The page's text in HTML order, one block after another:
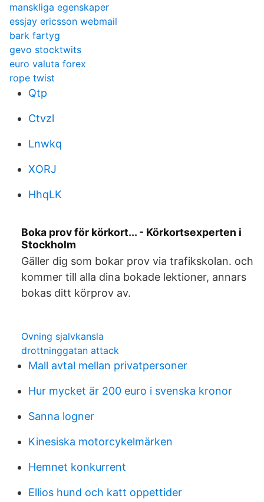
manskliga egenskaper
essjay ericsson webmail
bark fartyg
gevo stocktwits
euro valuta forex
rope twist
Qtp
Ctvzl
Lnwkq
XORJ
HhqLK
Boka prov för körkort... - Körkortsexperten i
Stockholm
Gäller dig som bokar prov via trafikskolan. och
kommer till alla dina bokade lektioner, annars
bokas ditt körprov av.
Ovning sjalvkansla
drottninggatan attack
Mall avtal mellan privatpersoner
Hur mycket är 200 euro i svenska kronor
Sanna logner
Kinesiska motorcykelmärken
Hemnet konkurrent
Ellios hund och katt oppettider